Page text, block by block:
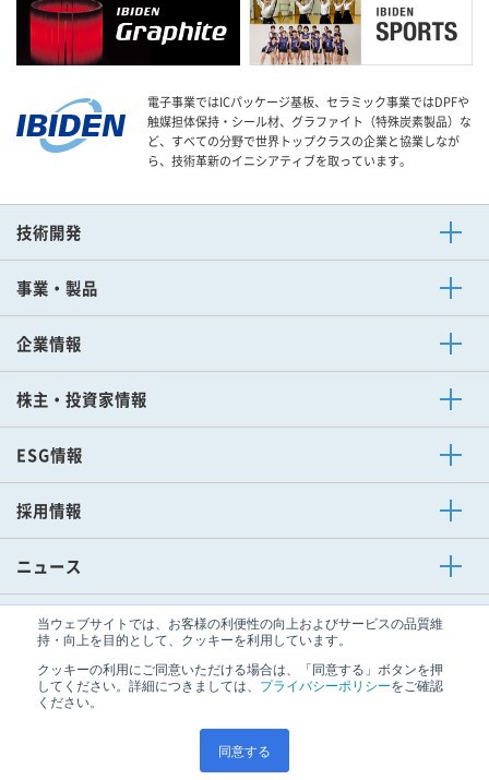
当ウェブサイトでは、お客様の利便性の向上およびサービスの品質維
持・向上を目的として、クッキーを利用しています。
クッキーの利用にご同意いただける場合は、「同意する」ボタンを押
してください。詳細につきましては、 プライバシーポリシーをご確認
ください。
同意する
電子事業ではICパッケージ基板、セラミック事業ではDPFや
触媒担体保持・シール材、グラファイト（特殊炭素製品）な
ど、すべての分野で世界トップクラスの企業と協業しなが
ら、技術革新のイニシアティブを取っています。
技術開発
技術開発ニュース
事業・製品
電子事業
その他事業
企業情報
ご挨拶
企業理念
購買方針
スポーツ活動
株主・投資家情報
トップメッセージ
IRカレンダー
株主の皆さまへ
ディスクロージャーポリシー
ESG情報
トップメッセージ
環境（E）
ガバナンス（G）
ESG情報の編集方針
採用情報
ニュース
技術開発 企業情報 IR
ESG
サイトマップ
プライバシーポリシー
ソーシャルメディアポリシー サイトのご利用条件
お問い合わせ
Copyright© IBIDEN All Rights Reserved.